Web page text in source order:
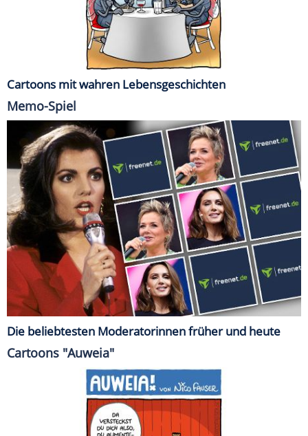
Cartoons mit wahren Lebensgeschichten
Memo-Spiel
Die beliebtesten Moderatorinnen früher und heute
Cartoons "Auweia"